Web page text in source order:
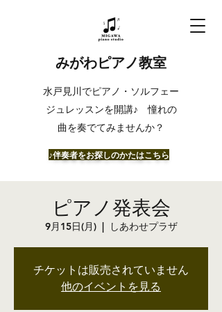
みがわピアノ教室
​水戸見川でピアノ・ソルフェー
ジュレッスンを開講♪ 憧れの
曲を奏でてみませんか？
​♪伴奏者をお探しのかたはこちら
ピアノ発表会
9月15日(月)
  |
しあわせプラザ
チケットは販売されていません
他のイベントを見る